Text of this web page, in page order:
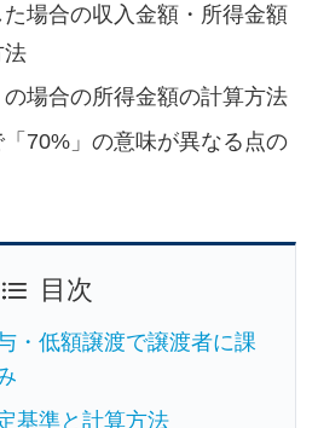
場合の収入金額・所得金額
法
場合の所得金額の計算方法
70%」の意味が異なる点の
目次
・低額譲渡で譲渡者に課
基準と計算方法